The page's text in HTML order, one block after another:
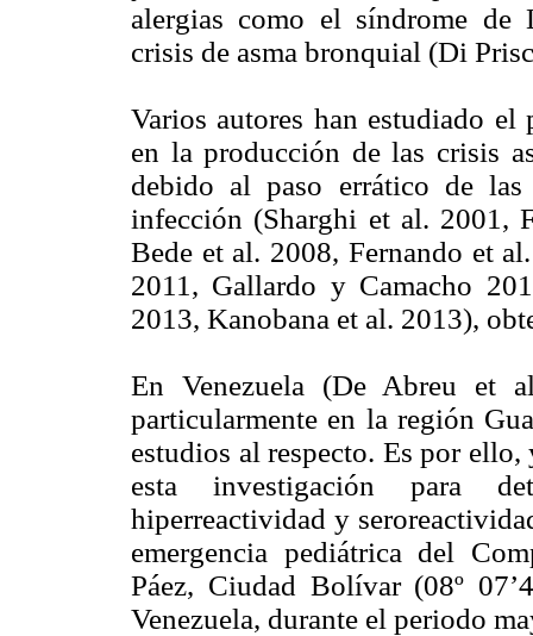
alergias como el síndrome de
crisis de asma bronquial (Di
Varios autores han estudiado
en la producción de las crisis
debido al paso errático de
infección (Sharghi et al. 2001,
Bede et al. 2008, Fernando et
2011, Gallardo y Camacho
2013, Kanobana et al. 2013),
En Venezuela (De Abreu et
particularmente en la región
estudios al respecto. Es por
esta investigación para
hiperreactividad y
emergencia pediátrica del
Páez, Ciudad Bolívar (08º
Venezuela, durante el periodo